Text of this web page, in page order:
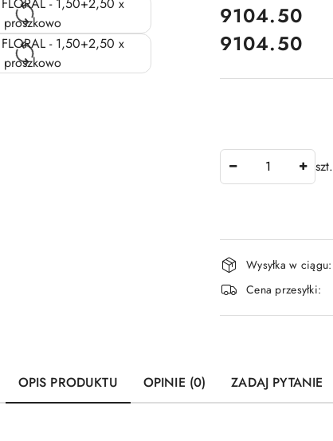
cena:
9104.50
Cena:
9104.50
szt.
Dostępność
i
dostawa
Wysyłka w ciągu:
Cena przesyłki:
OPIS PRODUKTU OPINIE (0) ZADAJ PYTANIE